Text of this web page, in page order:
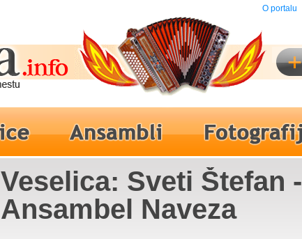
O portalu
Veselica: Sveti Štefan -
Ansambel Naveza